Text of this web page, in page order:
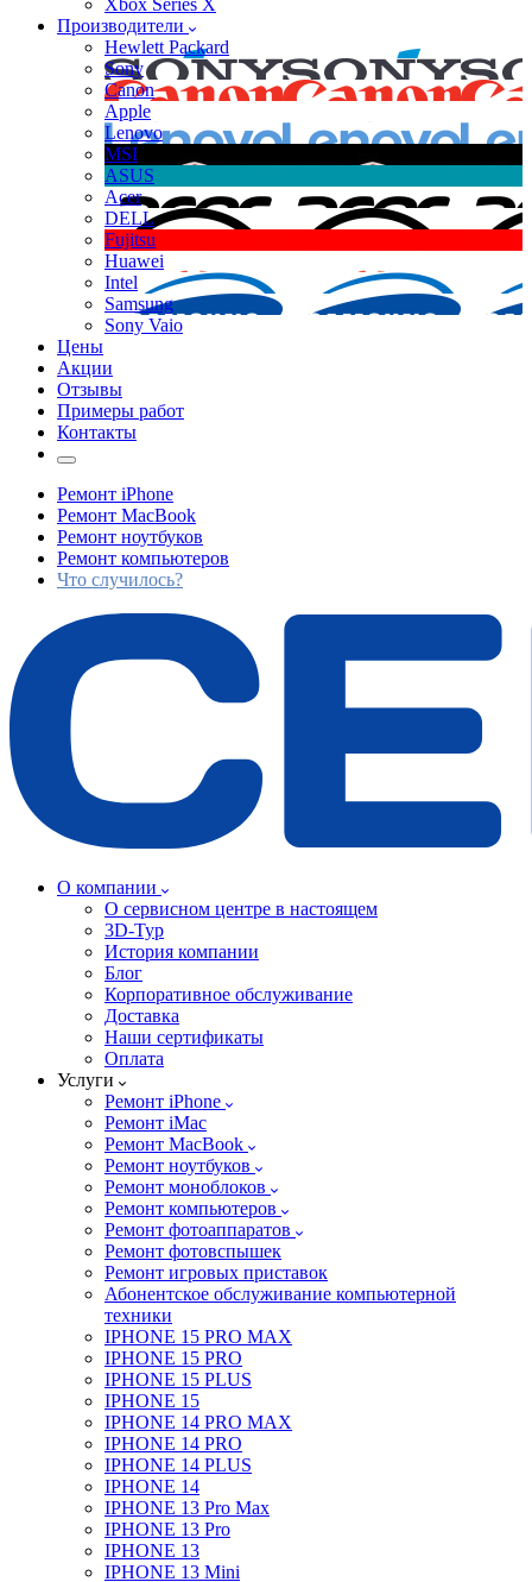
Xbox Series X
Производители
Hewlett Packard
Sony
Canon
Apple
Lenovo
MSI
ASUS
Acer
DELL
Fujitsu
Huawei
Intel
Samsung
Sony Vaio
Цены
Акции
Отзывы
Примеры работ
Контакты
Ремонт iPhone
Ремонт MacBook
Ремонт ноутбуков
Ремонт компьютеров
Что случилось?
О компании
О сервисном центре в настоящем
3D-Тур
История компании
Блог
Корпоративное обслуживание
Доставка
Наши сертификаты
Оплата
Услуги
Ремонт iPhone
Ремонт iMac
Ремонт MacBook
Ремонт ноутбуков
Ремонт моноблоков
Ремонт компьютеров
Ремонт фотоаппаратов
Ремонт фотовспышек
Ремонт игровых приставок
Абонентское обслуживание компьютерной
техники
IPHONE 15 PRO MAX
IPHONE 15 PRO
IPHONE 15 PLUS
IPHONE 15
IPHONE 14 PRO MAX
IPHONE 14 PRO
IPHONE 14 PLUS
IPHONE 14
IPHONE 13 Pro Max
IPHONE 13 Pro
IPHONE 13
IPHONE 13 Mini